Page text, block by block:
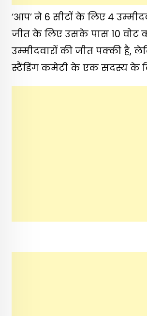
‘आप’ ने 6 सीटों के लिए 4
जीत के लिए उसके पास 10 वोट
उम्मीदवारों की जीत पक्की है,
स्टैंडिंग कमेटी के एक सदस्य के